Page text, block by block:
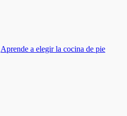
Aprende a elegir la cocina de pie